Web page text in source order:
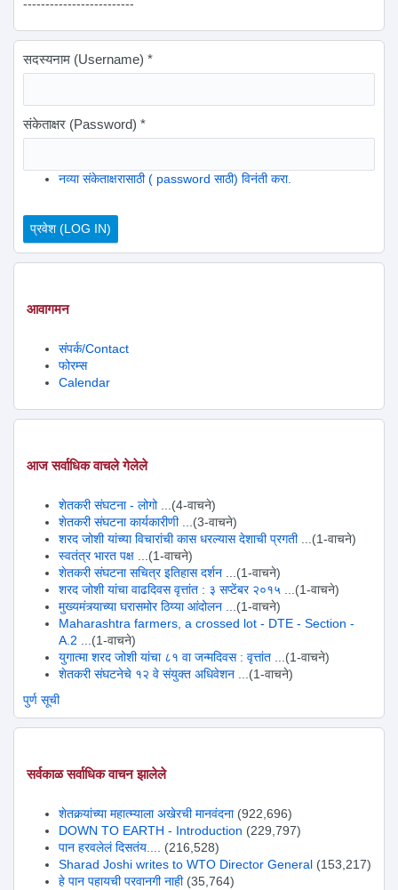
-------------------------
सदस्यनाम (Username) *
संकेताक्षर (Password) *
नव्या संकेताक्षरासाठी ( password साठी) विनंती करा.
आवागमन
संपर्क/Contact
फोरम्स
Calendar
आज सर्वाधिक वाचले गेलेले
शेतकरी संघटना - लोगो
...(4-वाचने)
शेतकरी संघटना कार्यकारीणी
...(3-वाचने)
शरद जोशी यांच्या विचारांची कास धरल्यास देशाची प्रगती
...(1-वाचने)
स्वतंत्र भारत पक्ष
...(1-वाचने)
शेतकरी संघटना सचित्र इतिहास दर्शन
...(1-वाचने)
शरद जोशी यांचा वाढदिवस वृत्तांत : ३ सप्टेंबर २०१५
...(1-वाचने)
मुख्यमंत्र्याच्या घरासमोर ठिय्या आंदोलन
...(1-वाचने)
Maharashtra farmers, a crossed lot - DTE - Section -
A.2
...(1-वाचने)
युगात्मा शरद जोशी यांचा ८१ वा जन्मदिवस : वृत्तांत
...(1-वाचने)
शेतकरी संघटनेचे १२ वे संयुक्त अधिवेशन
...(1-वाचने)
पुर्ण सूची
सर्वकाळ सर्वाधिक वाचन झालेले
शेतकर्‍यांच्या महात्म्याला अखेरची मानवंदना (922,696)
DOWN TO EARTH - Introduction (229,797)
पान हरवलेलं दिसतंय....
(216,528)
Sharad Joshi writes to WTO Director General (153,217)
हे पान पहायची परवानगी नाही (35,764)